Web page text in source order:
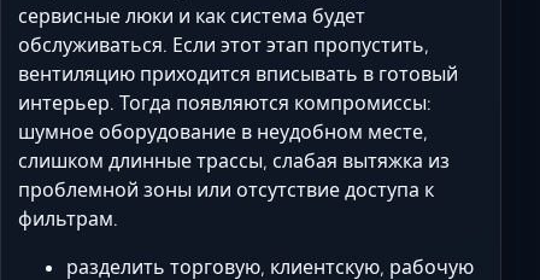
сервисные люки и как система будет
обслуживаться. Если этот этап пропустить,
вентиляцию приходится вписывать в готовый
интерьер. Тогда появляются компромиссы:
шумное оборудование в неудобном месте,
слишком длинные трассы, слабая вытяжка из
проблемной зоны или отсутствие доступа к
фильтрам.
разделить торговую, клиентскую, рабочую